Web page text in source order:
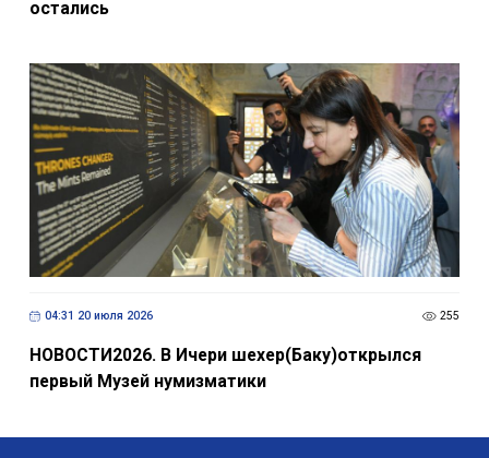
остались
04:31 20 июля 2026 255
НОВОСТИ2026. В Ичери шехер(Баку)открылся
первый Музей нумизматики